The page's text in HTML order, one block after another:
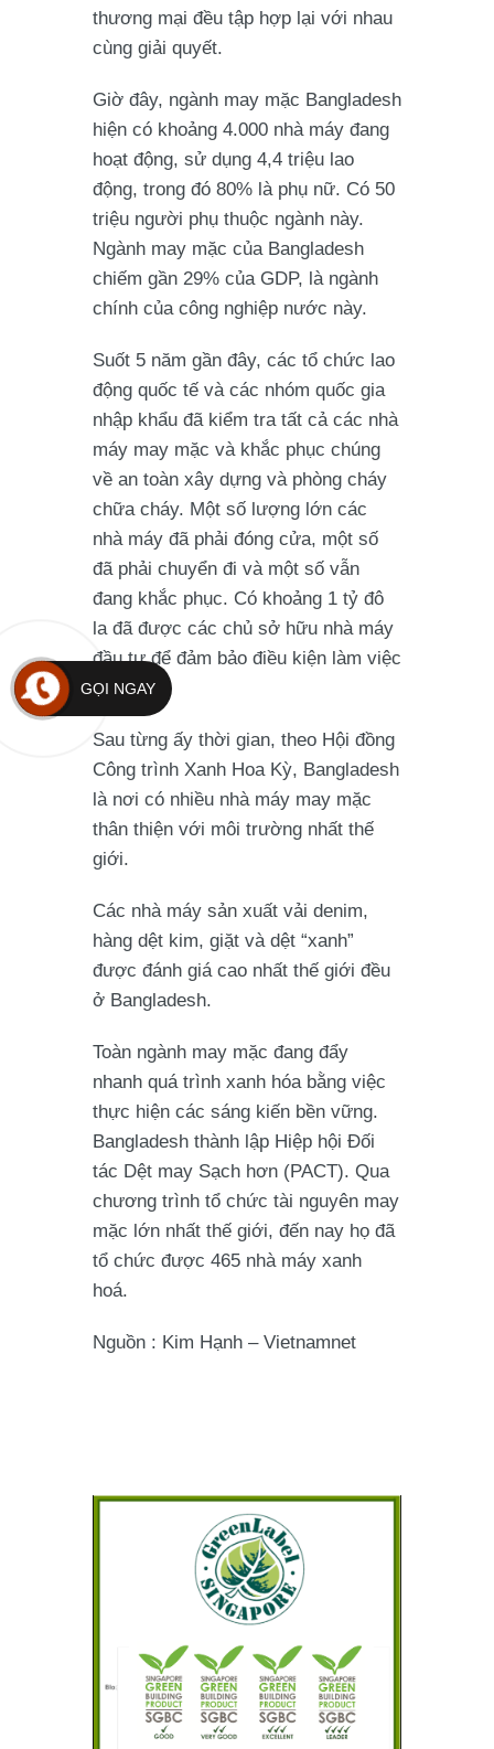
thương mại đều tập hợp lại với nhau
cùng giải quyết.
Giờ đây, ngành may mặc Bangladesh
hiện có khoảng 4.000 nhà máy đang
hoạt động, sử dụng 4,4 triệu lao
động, trong đó 80% là phụ nữ. Có 50
triệu người phụ thuộc ngành này.
Ngành may mặc của Bangladesh
chiếm gần 29% của GDP, là ngành
chính của công nghiệp nước này.
Suốt 5 năm gần đây, các tổ chức lao
động quốc tế và các nhóm quốc gia
nhập khẩu đã kiểm tra tất cả các nhà
máy may mặc và khắc phục chúng
về an toàn xây dựng và phòng cháy
chữa cháy. Một số lượng lớn các
nhà máy đã phải đóng cửa, một số
đã phải chuyển đi và một số vẫn
đang khắc phục. Có khoảng 1 tỷ đô
la đã được các chủ sở hữu nhà máy
đầu tư để đảm bảo điều kiện làm việc
tốt hơn.
Sau từng ấy thời gian, theo Hội đồng
Công trình Xanh Hoa Kỳ, Bangladesh
là nơi có nhiều nhà máy may mặc
thân thiện với môi trường nhất thế
giới.
Các nhà máy sản xuất vải denim,
hàng dệt kim, giặt và dệt “xanh”
được đánh giá cao nhất thế giới đều
ở Bangladesh.
Toàn ngành may mặc đang đẩy
nhanh quá trình xanh hóa bằng việc
thực hiện các sáng kiến bền vững.
Bangladesh thành lập Hiệp hội Đối
tác Dệt may Sạch hơn (PACT). Qua
chương trình tổ chức tài nguyên may
mặc lớn nhất thế giới, đến nay họ đã
tổ chức được 465 nhà máy xanh
hoá.
Nguồn : Kim Hạnh – Vietnamnet
GỌI NGAY